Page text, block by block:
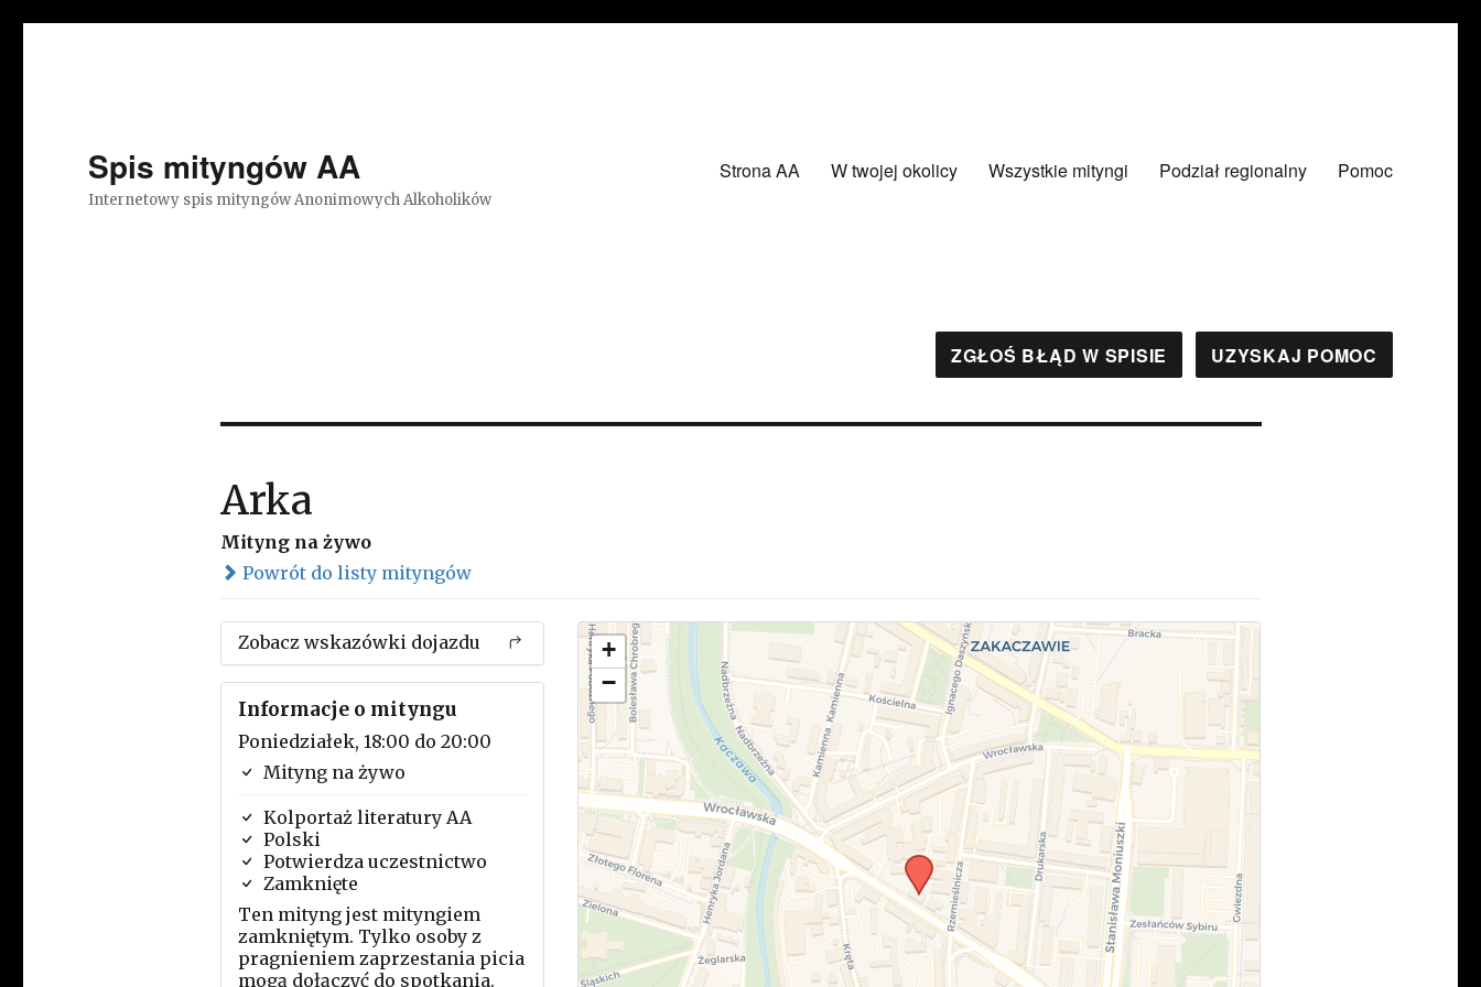
Spis mityngów AA
Internetowy spis mityngów Anonimowych Alkoholików
Strona AA W twojej okolicy Wszystkie mityngi Podział regionalny Pomoc
ZGŁOŚ BŁĄD W SPISIE UZYSKAJ POMOC
Arka
Mityng na żywo
Powrót do listy mityngów
Zobacz wskazówki dojazdu
Informacje o mityngu
Poniedziałek, 18:00 do 20:00
Mityng na żywo
Kolportaż literatury AA
Polski
Potwierdza uczestnictwo
Zamknięte
Ten mityng jest mityngiem
zamkniętym. Tylko osoby z
pragnieniem zaprzestania picia
mogą dołączyć do spotkania.
+
−